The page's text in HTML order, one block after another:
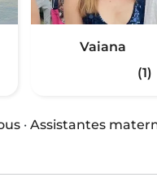
Vaiana
(1)
· Assistantes